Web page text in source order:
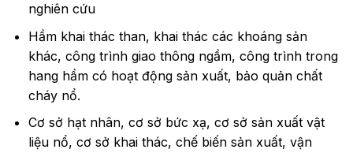
nghiên cứu
Hầm khai thác than, khai thác các khoáng sản
khác, công trình giao thông ngầm, công trình trong
hang hầm có hoạt động sản xuất, bảo quản chất
cháy nổ.
Cơ sở hạt nhân, cơ sở bức xạ, cơ sở sản xuất vật
liệu nổ, cơ sở khai thác, chế biến sản xuất, vận